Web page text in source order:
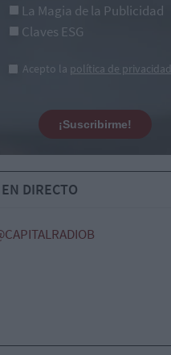
La Magia de la Publicidad
Claves ESG
Acepto la política de privacidad
¡Suscribirme!
EN DIRECTO